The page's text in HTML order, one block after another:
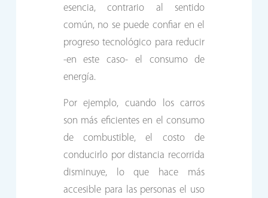
esencia, contrario al sentido
común, no se puede confiar en el
progreso tecnológico para reducir
-en este caso- el consumo de
energía.
Por ejemplo, cuando los carros
son más eficientes en el consumo
de combustible, el costo de
conducirlo por distancia recorrida
disminuye, lo que hace más
accesible para las personas el uso